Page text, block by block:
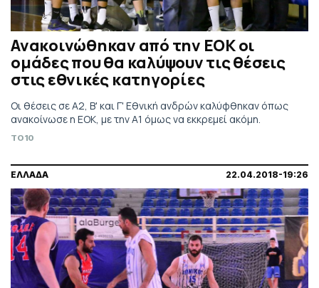
Ανακοινώθηκαν από την ΕΟΚ οι
ομάδες που θα καλύψουν τις θέσεις
στις εθνικές κατηγορίες
Οι θέσεις σε Α2, Β' και Γ' Εθνική ανδρών καλύφθηκαν όπως
ανακοίνωσε η ΕΟΚ, με την Α1 όμως να εκκρεμεί ακόμη.
TO10
ΕΛΛΑΔΑ 22.04.2018-19:26